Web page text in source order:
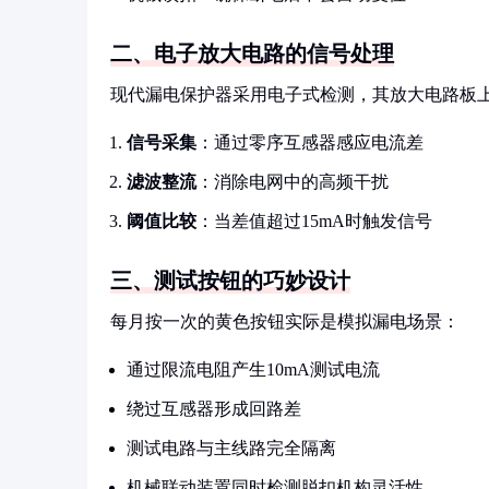
二、电子放大电路的信号处理
现代漏电保护器采用电子式检测，其放大电路板
信号采集 ：通过零序互感器感应电流差
滤波整流：消除电网中的高频干扰
阈值比较 ：当差值超过15mA时触发信号
三、测试按钮的巧妙设计
每月按一次的黄色按钮实际是模拟漏电场景：
通过限流电阻产生10mA测试电流
绕过互感器形成回路差
测试电路与主线路完全隔离